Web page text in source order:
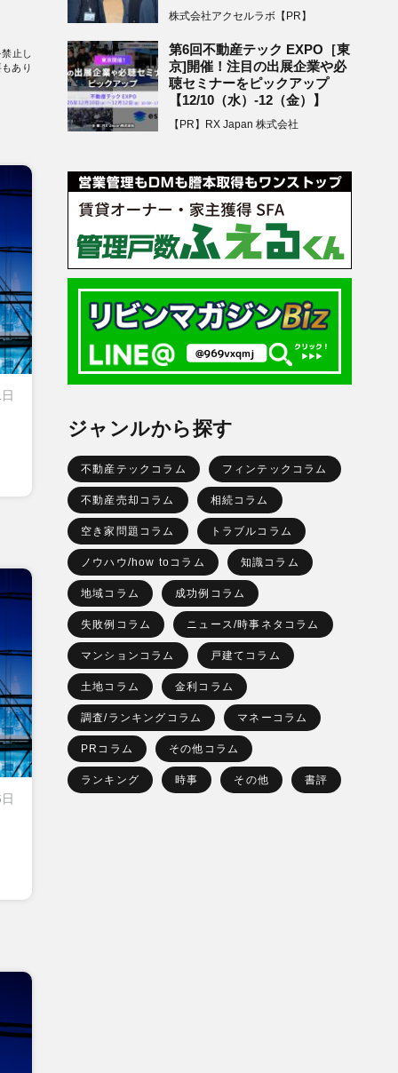
止し
あり
株式会社アクセルラボ【PR】
第6回不動産テック EXPO［東
京]開催！注目の出展企業や必
聴セミナーをピックアップ
【12/10（水）-12（金）】
【PR】RX Japan 株式会社
ジャンルから探す
不動産テックコラム フィンテックコラム
不動産売却コラム 相続コラム
空き家問題コラム トラブルコラム
ノウハウ/how toコラム 知識コラム
地域コラム 成功例コラム
失敗例コラム ニュース/時事ネタコラム
マンションコラム 戸建てコラム
土地コラム 金利コラム
調査/ランキングコラム マネーコラム
PRコラム その他コラム
ランキング 時事 その他 書評